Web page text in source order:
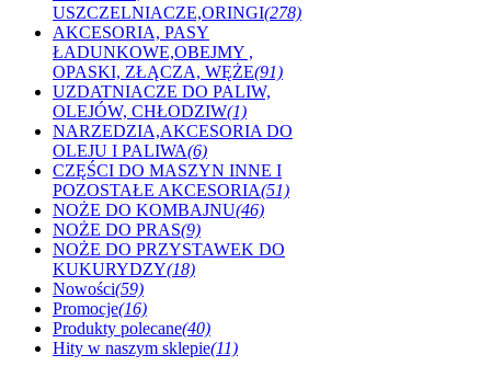
USZCZELNIACZE,ORINGI(278)
AKCESORIA, PASY
ŁADUNKOWE,OBEJMY ,
OPASKI, ZŁĄCZA, WĘŻE(91)
UZDATNIACZE DO PALIW,
OLEJÓW, CHŁODZIW(1)
NARZEDZIA,AKCESORIA DO
OLEJU I PALIWA(6)
CZĘŚCI DO MASZYN INNE I
POZOSTAŁE AKCESORIA(51)
NOŻE DO KOMBAJNU(46)
NOŻE DO PRAS(9)
NOŻE DO PRZYSTAWEK DO
KUKURYDZY(18)
Nowości(59)
Promocje(16)
Produkty polecane(40)
Hity w naszym sklepie(11)